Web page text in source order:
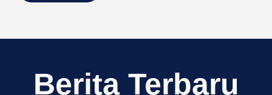
Berita Terbaru